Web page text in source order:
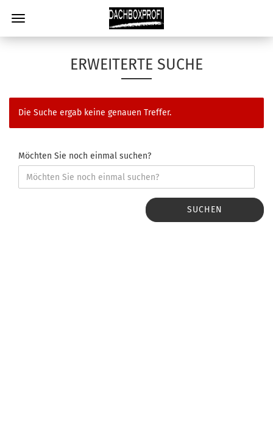
ERWEITERTE SUCHE
Die Suche ergab keine genauen Treffer.
Möchten Sie noch einmal suchen?
SUCHEN